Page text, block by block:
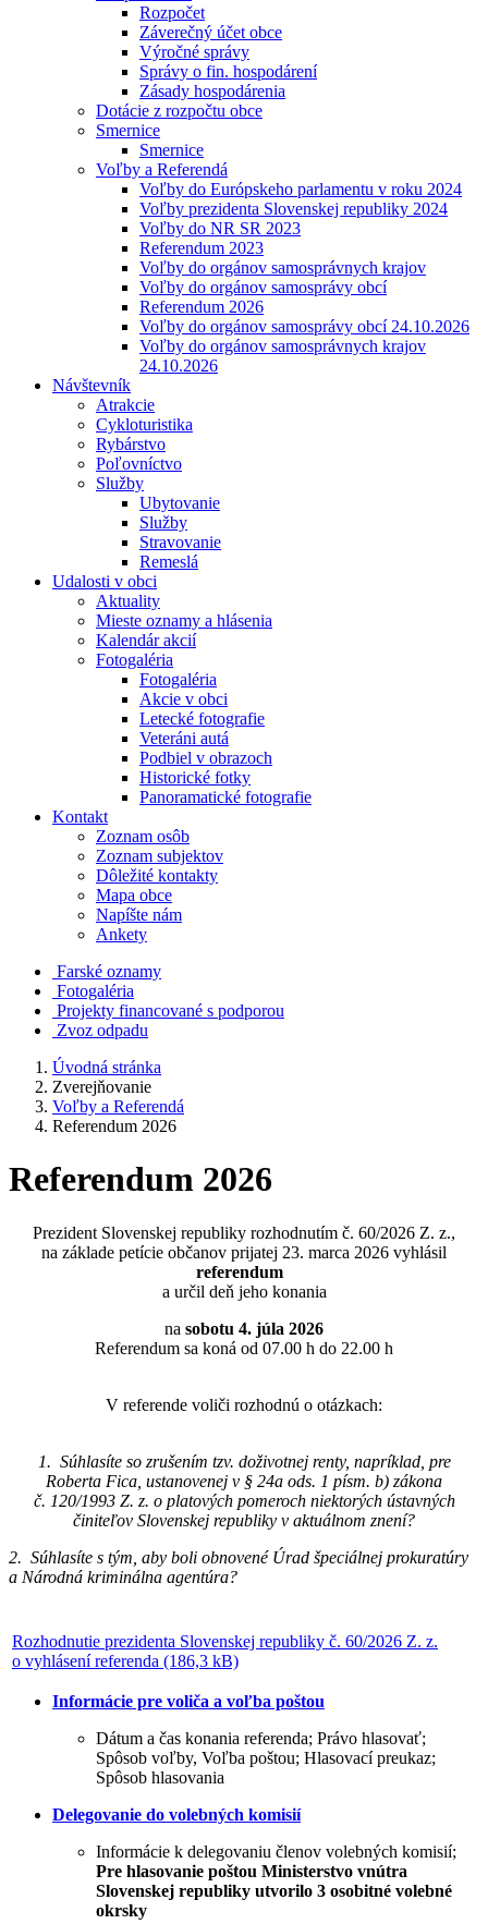
Rozpočet
Záverečný účet obce
Výročné správy
Správy o fin. hospodárení
Zásady hospodárenia
Dotácie z rozpočtu obce
Smernice
Smernice
Voľby a Referendá
Voľby do Európskeho parlamentu v roku 2024
Voľby prezidenta Slovenskej republiky 2024
Voľby do NR SR 2023
Referendum 2023
Voľby do orgánov samosprávnych krajov
Voľby do orgánov samosprávy obcí
Referendum 2026
Voľby do orgánov samosprávy obcí 24.10.2026
Voľby do orgánov samosprávnych krajov
24.10.2026
Návštevník
Atrakcie
Cykloturistika
Rybárstvo
Poľovníctvo
Služby
Ubytovanie
Služby
Stravovanie
Remeslá
Udalosti v obci
Aktuality
Mieste oznamy a hlásenia
Kalendár akcií
Fotogaléria
Fotogaléria
Akcie v obci
Letecké fotografie
Veteráni autá
Podbiel v obrazoch
Historické fotky
Panoramatické fotografie
Kontakt
Zoznam osôb
Zoznam subjektov
Dôležité kontakty
Mapa obce
Napíšte nám
Ankety
Farské oznamy
Fotogaléria
Projekty financované s podporou
Zvoz odpadu
Úvodná stránka
Zverejňovanie
Voľby a Referendá
Referendum 2026
Referendum 2026
Prezident Slovenskej republiky rozhodnutím č. 60/2026 Z. z.,
na základe petície občanov prijatej 23. marca 2026 vyhlásil
referendum
a určil deň jeho konania
na sobotu 4. júla 2026
Referendum sa koná od 07.00 h do 22.00 h
V referende voliči rozhodnú o otázkach:
1. Súhlasíte so zrušením tzv. doživotnej renty, napríklad, pre
Roberta Fica, ustanovenej v § 24a ods. 1 písm. b) zákona
č. 120/1993 Z. z. o platových pomeroch niektorých ústavných
činiteľov Slovenskej republiky v aktuálnom znení?
2. Súhlasíte s tým, aby boli obnovené Úrad špeciálnej prokuratúry
a Národná kriminálna agentúra?
Rozhodnutie prezidenta Slovenskej republiky č. 60/2026 Z. z.
o vyhlásení referenda (186,3 kB)
Informácie pre voliča a voľba poštou
Dátum a čas konania referenda; Právo hlasovať;
Spôsob voľby, Voľba poštou; Hlasovací preukaz;
Spôsob hlasovania
Delegovanie do volebných komisií
Informácie k delegovaniu členov volebných komisií;
Pre hlasovanie poštou Ministerstvo vnútra
Slovenskej republiky utvorilo 3 osobitné volebné
okrsky